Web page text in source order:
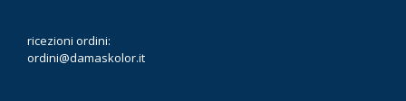
ricezioni ordini:
ordini@damaskolor.it